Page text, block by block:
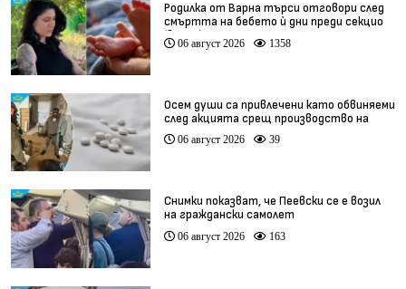
Родилка от Варна търси отговори след
смъртта на бебето ѝ дни преди секцио
(видео)
06 август 2026 1358
Осем души са привлечени като обвиняеми
след акцията срещ производство на
фентанил
06 август 2026 39
Снимки показват, че Пеевски се е возил
на граждански самолет
06 август 2026 163